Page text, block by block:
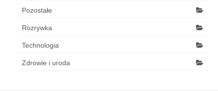
Pozostałe
Rozrywka
Technologia
Zdrowie i uroda